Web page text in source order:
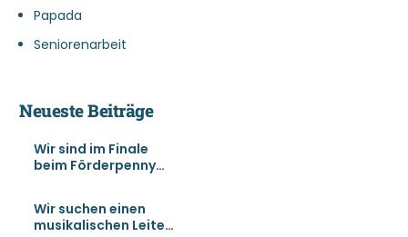
Papada
Seniorenarbeit
Neueste Beiträge
Wir sind im Finale
beim Förderpenny
Wir suchen einen
musikalischen Leiter